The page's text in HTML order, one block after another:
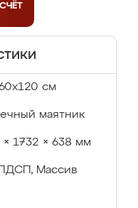
см
маятник
1732 × 638 мм
Массив